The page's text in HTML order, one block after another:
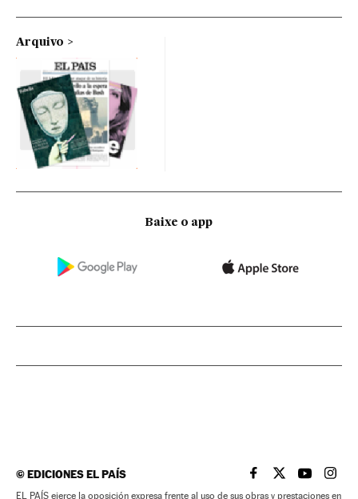
Arquivo
Baixe o app
©EDICIONES EL PAÍS EL PAÍS BRASIL EN
EL PAÍSEL PAÍS
EL
EL PAÍS ejerce la oposición expresa frente al uso de sus obras y prestaciones en